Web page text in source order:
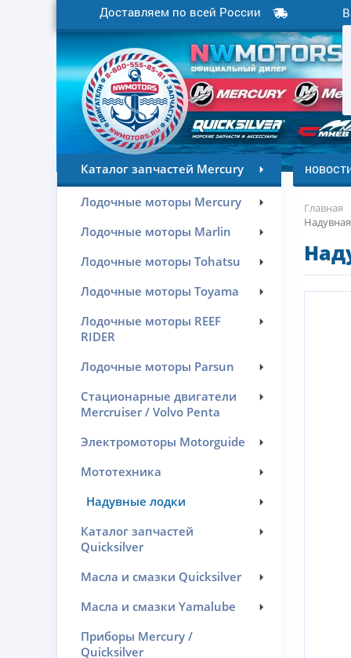
Доставляем по всей России
Каталог запчастей Mercury
Лодочные моторы Mercury
Лодочные моторы Marlin
Лодочные моторы Tohatsu
Лодочные моторы Toyama
Лодочные моторы REEF
RIDER
Лодочные моторы Parsun
Стационарные двигатели
Mercruiser / Volvo Penta
Электромоторы Motorguide
Мототехника
Надувные лодки
Каталог запчастей
Quicksilver
Масла и смазки Quicksilver
Масла и смазки Yamalube
Приборы Mercury /
Quicksilver
Главная